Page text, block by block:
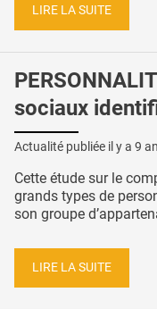
LIRE LA SUITE
sociaux
Actualité publiée il y a 9
Cette étude sur le
grands types de
son groupe
LIRE LA SUITE